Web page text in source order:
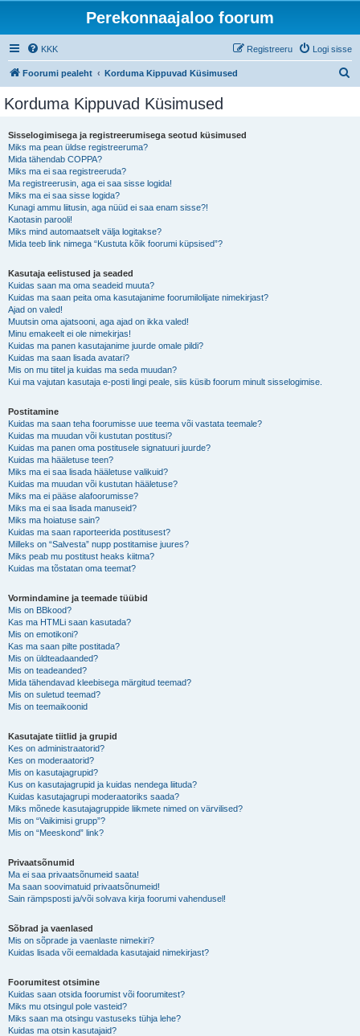
Perekonnaajaloo foorum
KKK Logi sisse
Registreeru
Foorumi pealeht Korduma Kippuvad Küsimused
Korduma Kippuvad Küsimused
Sisselogimisega ja registreerumisega seotud küsimused
Miks ma pean üldse registreeruma?
Mida tähendab COPPA?
Miks ma ei saa registreeruda?
Ma registreerusin, aga ei saa sisse logida!
Miks ma ei saa sisse logida?
Kunagi ammu liitusin, aga nüüd ei saa enam sisse?!
Kaotasin parooli!
Miks mind automaatselt välja logitakse?
Mida teeb link nimega “Kustuta kõik foorumi küpsised”?
Kasutaja eelistused ja seaded
Kuidas saan ma oma seadeid muuta?
Kuidas ma saan peita oma kasutajanime foorumilolijate nimekirjast?
Ajad on valed!
Muutsin oma ajatsooni, aga ajad on ikka valed!
Minu emakeelt ei ole nimekirjas!
Kuidas ma panen kasutajanime juurde omale pildi?
Kuidas ma saan lisada avatari?
Mis on mu tiitel ja kuidas ma seda muudan?
Kui ma vajutan kasutaja e-posti lingi peale, siis küsib foorum minult sisselogimise.
Postitamine
Kuidas ma saan teha foorumisse uue teema või vastata teemale?
Kuidas ma muudan või kustutan postitusi?
Kuidas ma panen oma postitusele signatuuri juurde?
Kuidas ma hääletuse teen?
Miks ma ei saa lisada hääletuse valikuid?
Kuidas ma muudan või kustutan hääletuse?
Miks ma ei pääse alafoorumisse?
Miks ma ei saa lisada manuseid?
Miks ma hoiatuse sain?
Kuidas ma saan raporteerida postitusest?
Milleks on “Salvesta” nupp postitamise juures?
Miks peab mu postitust heaks kiitma?
Kuidas ma tõstatan oma teemat?
Vormindamine ja teemade tüübid
Mis on BBkood?
Kas ma HTMLi saan kasutada?
Mis on emotikoni?
Kas ma saan pilte postitada?
Mis on üldteadaanded?
Mis on teadeanded?
Mida tähendavad kleebisega märgitud teemad?
Mis on suletud teemad?
Mis on teemaikoonid
Kasutajate tiitlid ja grupid
Kes on administraatorid?
Kes on moderaatorid?
Mis on kasutajagrupid?
Kus on kasutajagrupid ja kuidas nendega liituda?
Kuidas kasutajagrupi moderaatoriks saada?
Miks mõnede kasutajagruppide liikmete nimed on värvilised?
Mis on “Vaikimisi grupp”?
Mis on “Meeskond” link?
Privaatsõnumid
Ma ei saa privaatsõnumeid saata!
Ma saan soovimatuid privaatsõnumeid!
Sain rämpsposti ja/või solvava kirja foorumi vahendusel!
Sõbrad ja vaenlased
Mis on sõprade ja vaenlaste nimekiri?
Kuidas lisada või eemaldada kasutajaid nimekirjast?
Foorumitest otsimine
Kuidas saan otsida foorumist või foorumitest?
Miks mu otsingul pole vasteid?
Miks saan ma otsingu vastuseks tühja lehe?
Kuidas ma otsin kasutajaid?